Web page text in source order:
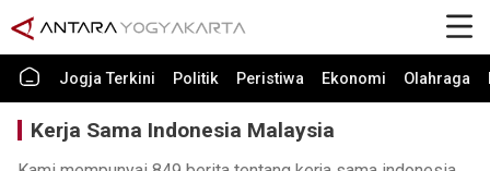
Jogja Terkini Politik Peristiwa Ekonomi Olahraga
Kerja Sama Indonesia Malaysia